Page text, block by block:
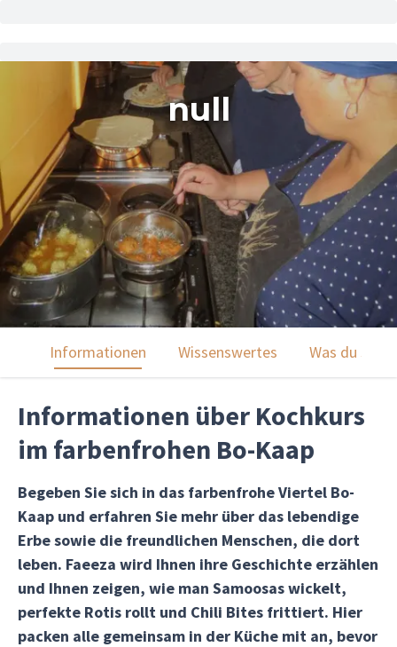
null
Informationen Wissenswertes Was du
Informationen über Kochkurs
im farbenfrohen Bo-Kaap
Begeben Sie sich in das farbenfrohe Viertel Bo-
Kaap und erfahren Sie mehr über das lebendige
Erbe sowie die freundlichen Menschen, die dort
leben. Faeeza wird Ihnen ihre Geschichte erzählen
und Ihnen zeigen, wie man Samoosas wickelt,
perfekte Rotis rollt und Chili Bites frittiert. Hier
packen alle gemeinsam in der Küche mit an, bevor